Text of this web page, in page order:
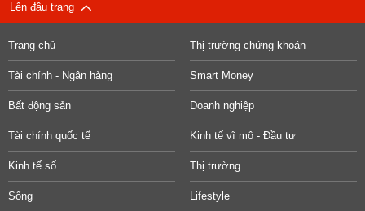
Lên đầu trang
Trang chủ Thị trường chứng khoán
Tài chính - Ngân hàng Smart Money
Bất động sản Doanh nghiệp
Tài chính quốc tế Kinh tế vĩ mô - Đầu tư
Kinh tế số Thị trường
Sống Lifestyle